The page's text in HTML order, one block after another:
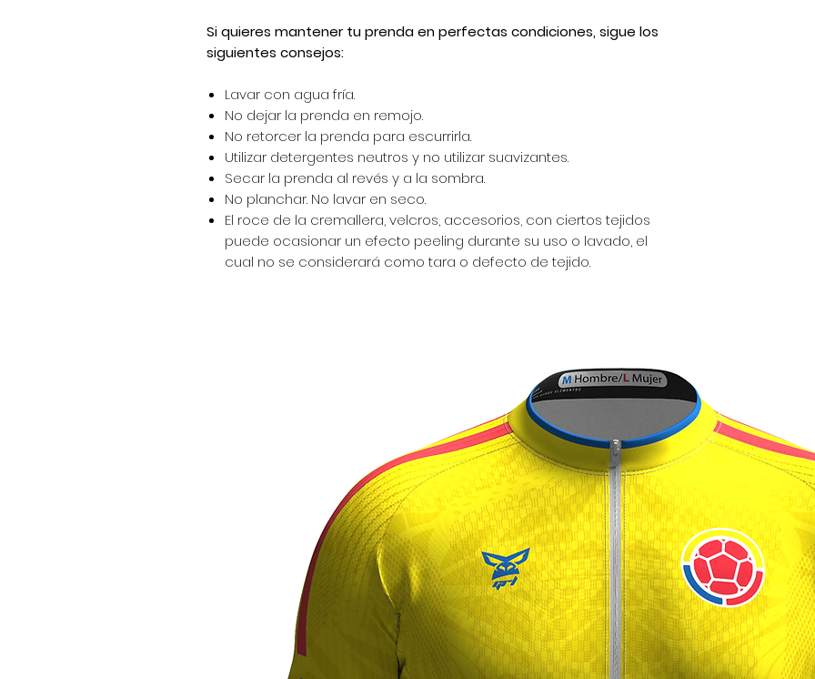
Si quieres mantener tu prenda en perfectas condiciones, sigue los
siguientes consejos:
Lavar con agua fría.
No dejar la prenda en remojo.
No retorcer la prenda para escurrirla.
Utilizar detergentes neutros y no utilizar suavizantes.
Secar la prenda al revés y a la sombra.
No planchar. No lavar en seco.
El roce de la cremallera, velcros, accesorios, con ciertos tejidos
puede ocasionar un efecto peeling durante su uso o lavado, el
cual no se considerará como tara o defecto de tejido.